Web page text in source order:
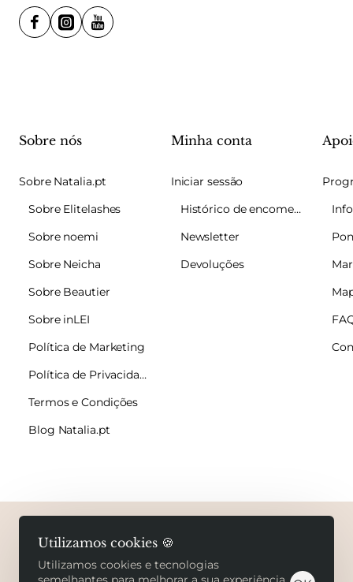
Utilizamos cookies 🍪
Utilizamos cookies e tecnologias
Sobre nós
Sobre Natalia.pt
Sobre Elitelashes
Sobre noemi
Sobre Neicha
Sobre Beautier
Sobre inLEI
Política de Marketing
Política de Privacidade
Termos e Condições
Blog Natalia.pt
Minha conta
Iniciar sessão
Histórico de encomendas
Newsletter
Devoluções
reservados.